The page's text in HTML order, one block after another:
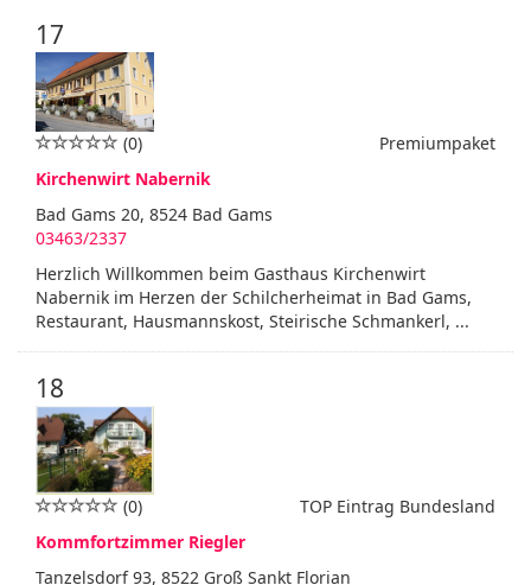
17
Premiumpaket
(0)
Kirchenwirt Nabernik
Bad Gams 20, 8524 Bad Gams
03463/2337
Herzlich Willkommen beim Gasthaus Kirchenwirt
Nabernik im Herzen der Schilcherheimat in Bad Gams,
Restaurant, Hausmannskost, Steirische Schmankerl, ...
18
TOP Eintrag Bundesland
(0)
Kommfortzimmer Riegler
Tanzelsdorf 93, 8522 Groß Sankt Florian